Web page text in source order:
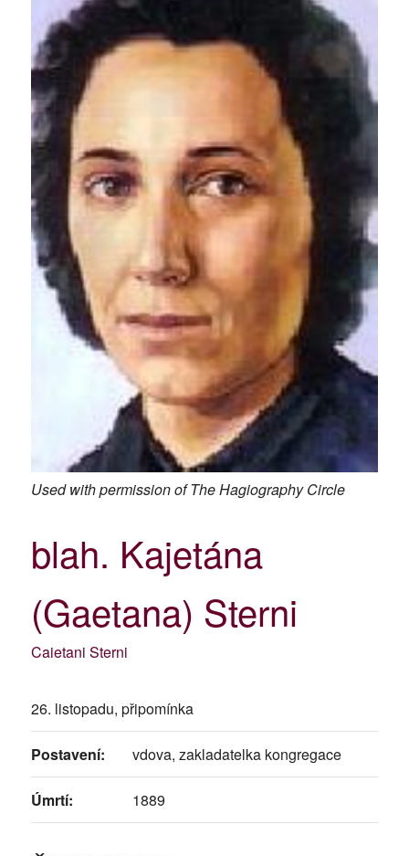
Used with permission of The Hagiography Circle
blah. Kajetána
(Gaetana) Sterni
Caietani Sterni
26. listopadu, připomínka
Postavení: vdova, zakladatelka kongregace
Úmrtí: 1889